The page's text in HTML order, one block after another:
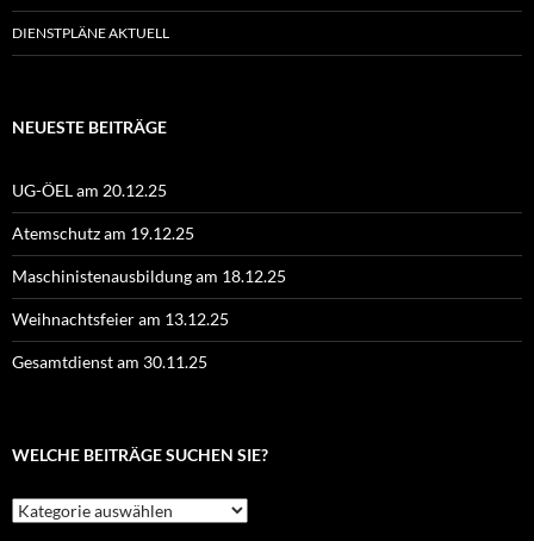
DIENSTPLÄNE AKTUELL
NEUESTE BEITRÄGE
UG-ÖEL am 20.12.25
Atemschutz am 19.12.25
Maschinistenausbildung am 18.12.25
Weihnachtsfeier am 13.12.25
Gesamtdienst am 30.11.25
WELCHE BEITRÄGE SUCHEN SIE?
Welche
Beiträge